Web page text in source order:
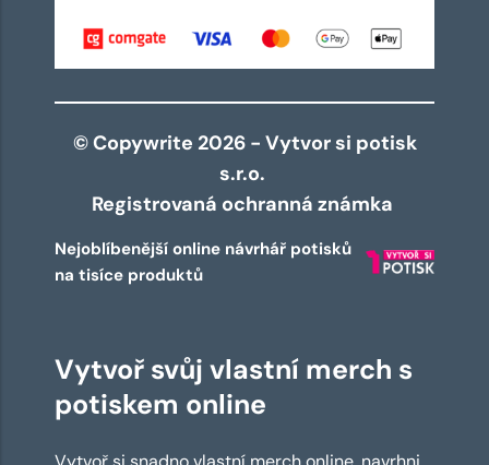
© Copywrite 2026 - Vytvor si potisk
s.r.o.
Registrovaná ochranná známka
Nejoblíbenější online návrhář potisků
na tisíce produktů
Vytvoř svůj vlastní merch s
potiskem online